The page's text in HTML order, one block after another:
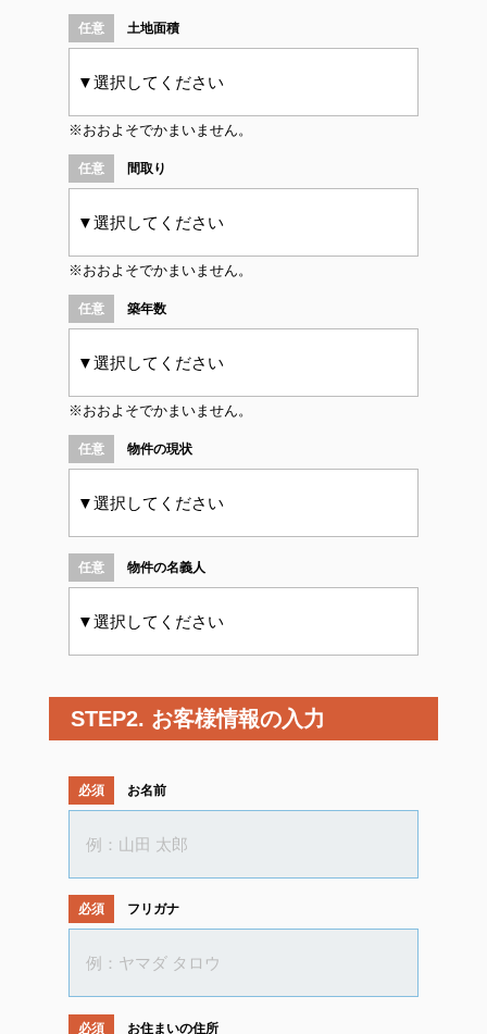
土地面積
※おおよそでかまいません。
間取り
※おおよそでかまいません。
築年数
※おおよそでかまいません。
物件の現状
物件の名義人
STEP2. お客様情報の入力
お名前
フリガナ
お住まいの住所